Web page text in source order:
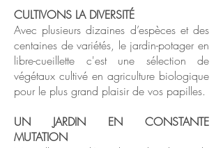
CULTIVONS LA DIVERSITÉ
Avec plusieurs dizaines d’espèces et des
centaines de variétés, le jardin-potager en
libre-cueillette c'est une sélection de
végétaux cultivé en agriculture biologique
pour le plus grand plaisir de vos papilles.
UN JARDIN EN CONSTANTE
MUTATION